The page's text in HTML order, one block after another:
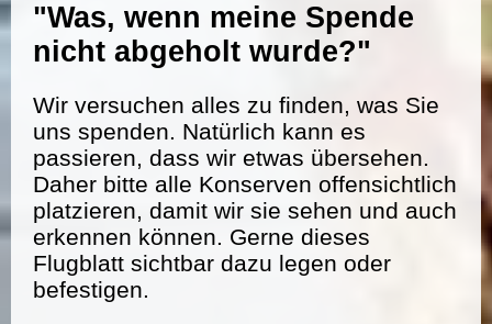
"Was, wenn meine Spende
nicht abgeholt wurde?"
Wir versuchen alles zu finden, was Sie
uns spenden. Natürlich kann es
passieren, dass wir etwas übersehen.
Daher bitte alle Konserven offensichtlich
platzieren, damit wir sie sehen und auch
erkennen können. Gerne dieses
Flugblatt sichtbar dazu legen oder
befestigen.